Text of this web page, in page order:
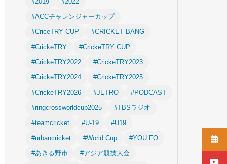
#ACCチャレンジャーカップ
#CriceTRY CUP
#CRICKET BANG
#CrickeTRY
#CrickeTRY CUP
#CrickeTRY2022
#CrickeTRY2023
#CrickeTRY2024
#CrickeTRY2025
#CrickeTRY2026
#JETRO
#PODCAST
#ringcrossworldcup2025
#TBSラジオ
#teamcricket
#U-19
#U19
#urbancricket
#World Cup
#YOU.FO
#あきる野市
#アジア競技大会